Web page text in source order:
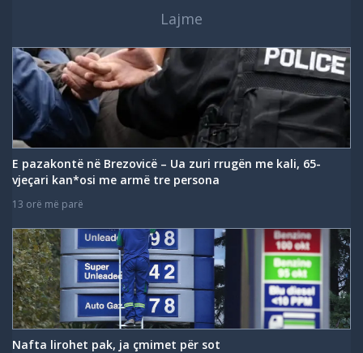
Lajme
E pazakontë në Brezovicë – Ua zuri rrugën me kali, 65-
vjeçari kan*osi me armë tre persona
13 orë më parë
Nafta lirohet pak, ja çmimet për sot